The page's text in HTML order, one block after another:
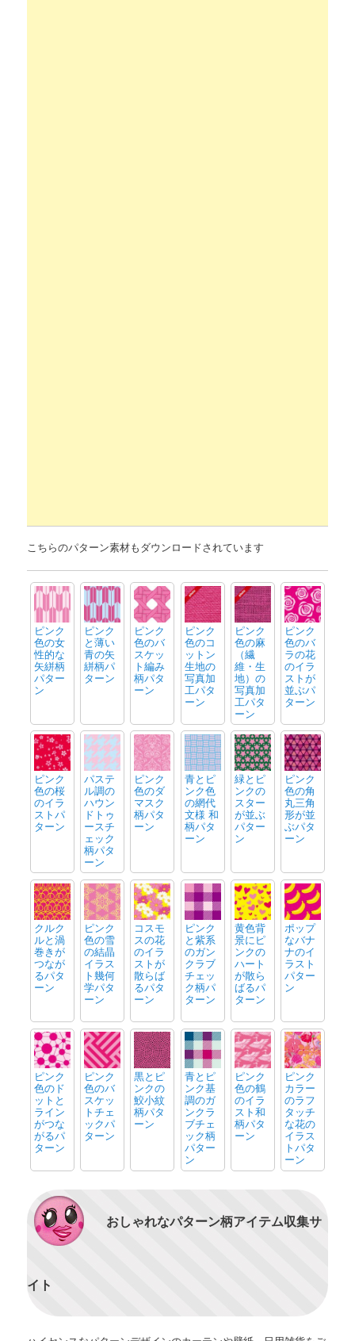
こちらのパターン素材もダウンロードされています
ピンク
色の女
性的な
矢絣柄
パター
ン
ピンク
と薄い
青の矢
絣柄パ
ターン
ピンク
色のバ
スケッ
ト編み
柄パタ
ーン
ピンク
色のコ
ットン
生地の
写真加
工パタ
ーン
ピンク
色の麻
（繊
維・生
地）の
写真加
工パタ
ーン
ピンク
色のバ
ラの花
のイラ
ストが
並ぶパ
ターン
ピンク
色の桜
のイラ
ストパ
ターン
パステ
ル調の
ハウン
ドトゥ
ースチ
ェック
柄パタ
ーン
ピンク
色のダ
マスク
柄パタ
ーン
青とピ
ンク色
の網代
文様 和
柄パタ
ーン
緑とピ
ンクの
スター
が並ぶ
パター
ン
ピンク
色の角
丸三角
形が並
ぶパタ
ーン
クルク
ルと渦
巻きが
つなが
るパタ
ーン
ピンク
色の雪
の結晶
イラス
ト幾何
学パタ
ーン
コスモ
スの花
のイラ
ストが
散らば
るパタ
ーン
ピンク
と紫系
のガン
クラブ
チェッ
ク柄パ
ターン
黄色背
景にピ
ンクの
ハート
が散ら
ばるパ
ターン
ポップ
なバナ
ナのイ
ラスト
パター
ン
ピンク
色のド
ットと
ライン
がつな
がるパ
ターン
ピンク
色のバ
スケッ
トチェ
ックパ
ターン
黒とピ
ンクの
鮫小紋
柄パタ
ーン
青とピ
ンク基
調のガ
ンクラ
ブチェ
ック柄
パター
ン
ピンク
色の鶴
のイラ
スト和
柄パタ
ーン
ピンク
カラー
のラフ
タッチ
な花の
イラス
トパタ
ーン
おしゃれなパターン柄アイテム収集サ
イト